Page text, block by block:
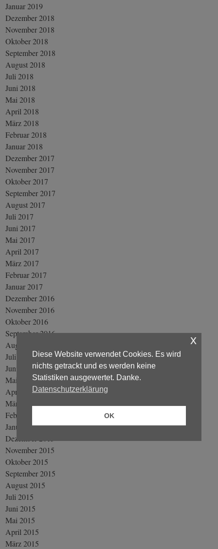
Januar 2019
Dezember 2018
November 2018
Oktober 2018
September 2018
August 2018
Juli 2018
Juni 2018
Mai 2018
April 2018
März 2018
Februar 2018
Januar 2018
Dezember 2017
November 2017
Oktober 2017
September 2017
August 2017
Juli 2017
Juni 2017
Mai 2017
April 2017
März 2017
Februar 2017
Januar 2017
Dezember 2016
November 2016
Oktober 2016
September 2016
August 2016
Juli 2016
Juni 2016
Mai 2016
April 2016
März 2016
Februar 2016
Januar 2016
Dezember 2015
November 2015
Oktober 2015
September 2015
August 2015
Juli 2015
Juni 2015
Mai 2015
April 2015
März 2015
Diese Website verwendet Cookies. Es wird
nichts getrackt und es werden keine
Statistiken ausgewertet. Danke.
Datenschutzerklärung
OK
x